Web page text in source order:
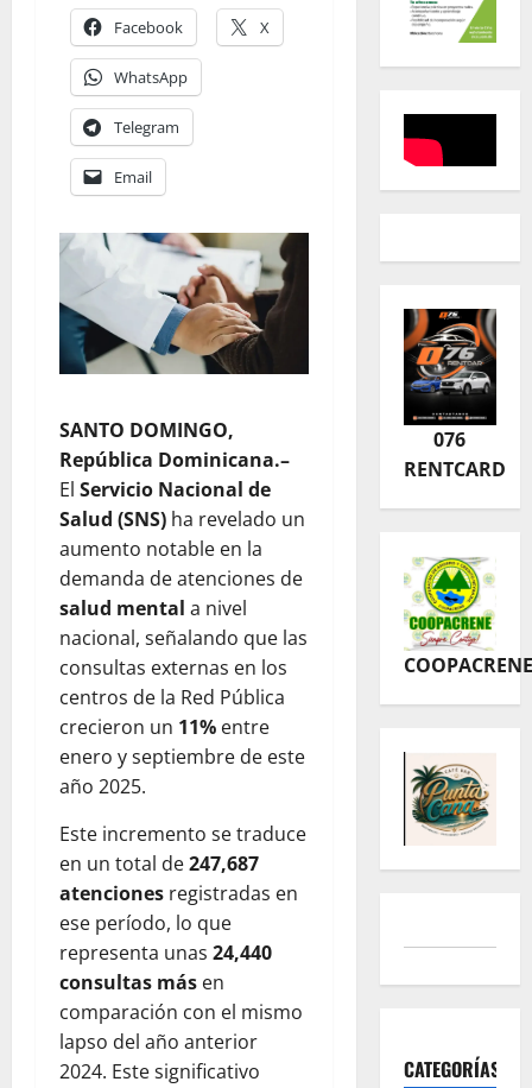
Facebook X
WhatsApp
Telegram
Email
SANTO DOMINGO,
República Dominicana.–
El Servicio Nacional de
Salud (SNS) ha revelado un
aumento notable en la
demanda de atenciones de
salud mental a nivel
nacional, señalando que las
consultas externas en los
centros de la Red Pública
crecieron un 11% entre
enero y septiembre de este
año 2025.
Este incremento se traduce
en un total de247,687
atenciones registradas en
ese período, lo que
representa unas 24,440
consultas más en
comparación con el mismo
lapso del año anterior
2024. Este significativo
076
RENTCARD
COOPACRENE
CATEGORÍAS